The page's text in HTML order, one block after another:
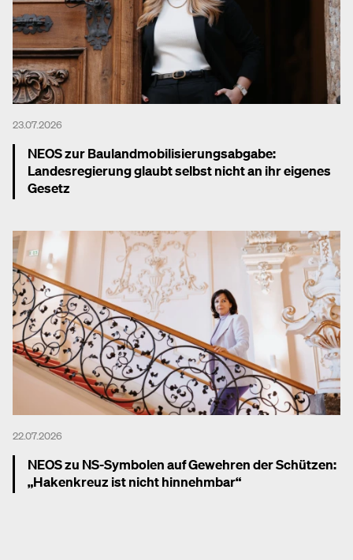
23.07.2026
NEOS zur Baulandmobilisierungsabgabe:
Landesregierung glaubt selbst nicht an ihr eigenes
Gesetz
22.07.2026
NEOS zu NS-Symbolen auf Gewehren der Schützen:
„Hakenkreuz ist nicht hinnehmbar“